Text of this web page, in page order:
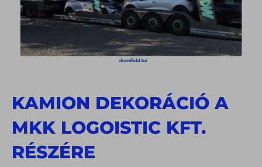
KAMION DEKORÁCIÓ A
MKK LOGOISTIC KFT.
RÉSZÉRE